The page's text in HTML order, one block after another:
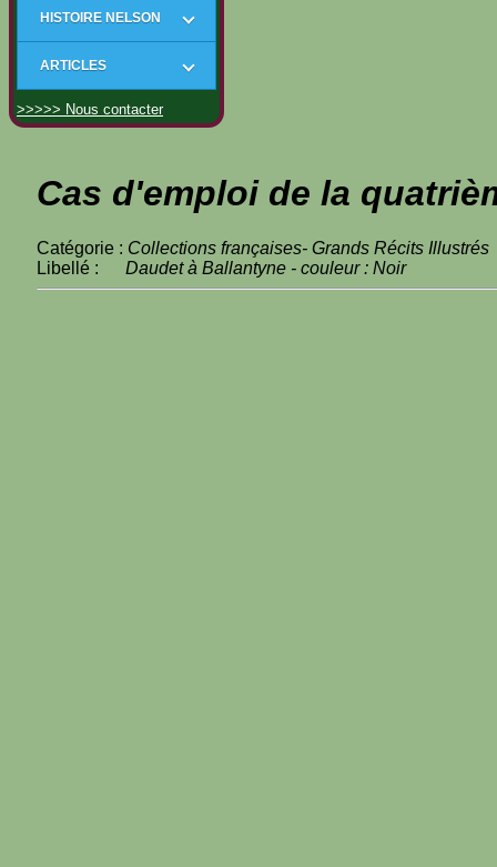
HISTOIRE NELSON
ARTICLES
>>>>> Nous contacter
Cas d'emploi de la
Catégorie : Collections françaises- Grands Récits Illustrés
Libellé : Daudet à Ballantyne - couleur : Noir